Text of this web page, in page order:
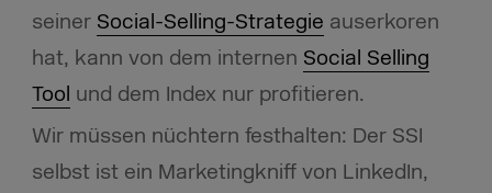
seiner Social-Selling-Strategie auserkoren
hat, kann von dem internen Social Selling
Tool und dem Index nur profitieren.
Wir müssen nüchtern festhalten: Der SSI
selbst ist ein Marketingkniff von LinkedIn,